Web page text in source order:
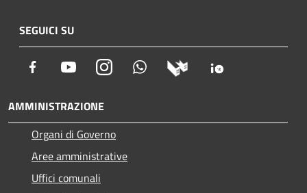
SEGUICI SU
Facebook YoutubeInstagram Whatsapp
AMMINISTRAZIONE
Organi di Governo
Aree amministrative
Uffici comunali